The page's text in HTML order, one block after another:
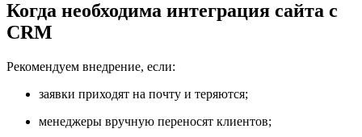
Когда необходима интеграция сайта с
CRM
Рекомендуем внедрение, если:
заявки приходят на почту и теряются;
менеджеры вручную переносят клиентов;